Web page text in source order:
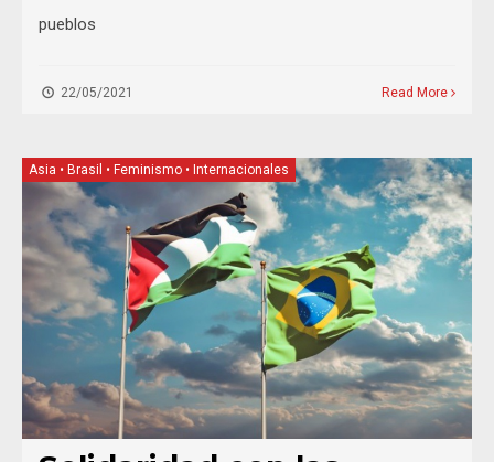
pueblos
22/05/2021 Read More
Asia • Brasil • Feminismo • Internacionales